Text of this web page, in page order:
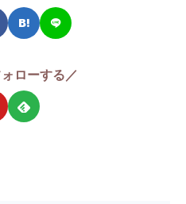
ローする／